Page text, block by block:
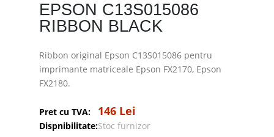
EPSON C13S015086
RIBBON BLACK
Ribbon original Epson C13S015086 pentru
imprimante matriceale Epson FX2170, Epson
FX2180.
Pret cu TVA: 146 Lei
Dispnibilitate:Stoc furnizor